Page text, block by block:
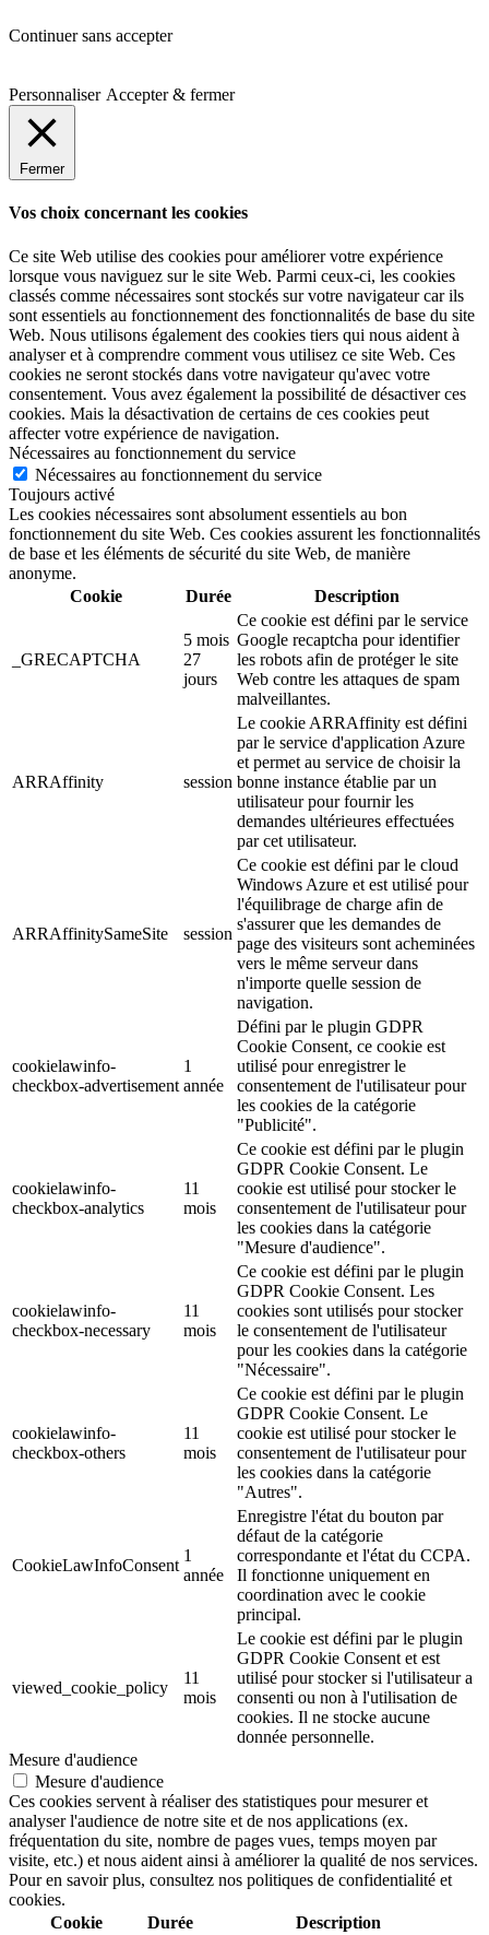
Continuer sans accepter
Personnaliser Accepter & fermer
Fermer
Vos choix concernant les cookies
Ce site Web utilise des cookies pour améliorer votre expérience
lorsque vous naviguez sur le site Web. Parmi ceux-ci, les cookies
classés comme nécessaires sont stockés sur votre navigateur car ils
sont essentiels au fonctionnement des fonctionnalités de base du site
Web. Nous utilisons également des cookies tiers qui nous aident à
analyser et à comprendre comment vous utilisez ce site Web. Ces
cookies ne seront stockés dans votre navigateur qu'avec votre
consentement. Vous avez également la possibilité de désactiver ces
cookies. Mais la désactivation de certains de ces cookies peut
affecter votre expérience de navigation.
Nécessaires au fonctionnement du service
Nécessaires au fonctionnement du service
Toujours activé
Les cookies nécessaires sont absolument essentiels au bon
fonctionnement du site Web. Ces cookies assurent les fonctionnalités
de base et les éléments de sécurité du site Web, de manière
anonyme.
Cookie
Durée Description
_GRECAPTCHA
5 mois
27
jours
Ce cookie est défini par le service
Google recaptcha pour identifier
les robots afin de protéger le site
Web contre les attaques de spam
malveillantes.
ARRAffinity session
Le cookie ARRAffinity est défini
par le service d'application Azure
et permet au service de choisir la
bonne instance établie par un
utilisateur pour fournir les
demandes ultérieures effectuées
par cet utilisateur.
ARRAffinitySameSite session
Ce cookie est défini par le cloud
Windows Azure et est utilisé pour
l'équilibrage de charge afin de
s'assurer que les demandes de
page des visiteurs sont acheminées
vers le même serveur dans
n'importe quelle session de
navigation.
cookielawinfo-
checkbox-advertisement
1
année
Défini par le plugin GDPR
Cookie Consent, ce cookie est
utilisé pour enregistrer le
consentement de l'utilisateur pour
les cookies de la catégorie
"Publicité".
cookielawinfo-
checkbox-analytics
11
mois
Ce cookie est défini par le plugin
GDPR Cookie Consent. Le
cookie est utilisé pour stocker le
consentement de l'utilisateur pour
les cookies dans la catégorie
"Mesure d'audience".
cookielawinfo-
checkbox-necessary
11
mois
Ce cookie est défini par le plugin
GDPR Cookie Consent. Les
cookies sont utilisés pour stocker
le consentement de l'utilisateur
pour les cookies dans la catégorie
"Nécessaire".
cookielawinfo-
checkbox-others
11
mois
Ce cookie est défini par le plugin
GDPR Cookie Consent. Le
cookie est utilisé pour stocker le
consentement de l'utilisateur pour
les cookies dans la catégorie
"Autres".
CookieLawInfoConsent
1
année
Enregistre l'état du bouton par
défaut de la catégorie
correspondante et l'état du CCPA.
Il fonctionne uniquement en
coordination avec le cookie
principal.
viewed_cookie_policy
11
mois
Le cookie est défini par le plugin
GDPR Cookie Consent et est
utilisé pour stocker si l'utilisateur a
consenti ou non à l'utilisation de
cookies. Il ne stocke aucune
donnée personnelle.
Mesure d'audience
Mesure d'audience
Ces cookies servent à réaliser des statistiques pour mesurer et
analyser l'audience de notre site et de nos applications (ex.
fréquentation du site, nombre de pages vues, temps moyen par
visite, etc.) et nous aident ainsi à améliorer la qualité de nos services.
Pour en savoir plus, consultez nos politiques de confidentialité et
cookies.
Cookie
Durée Description